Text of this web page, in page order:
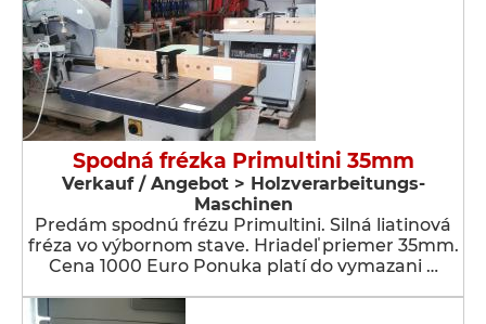
Spodná frézka Primultini 35mm
Verkauf / Angebot > Holzverarbeitungs-
Maschinen
Predám spodnú frézu Primultini. Silná liatinová
fréza vo výbornom stave. Hriadeľ priemer 35mm.
Cena 1000 Euro Ponuka platí do vymazani …